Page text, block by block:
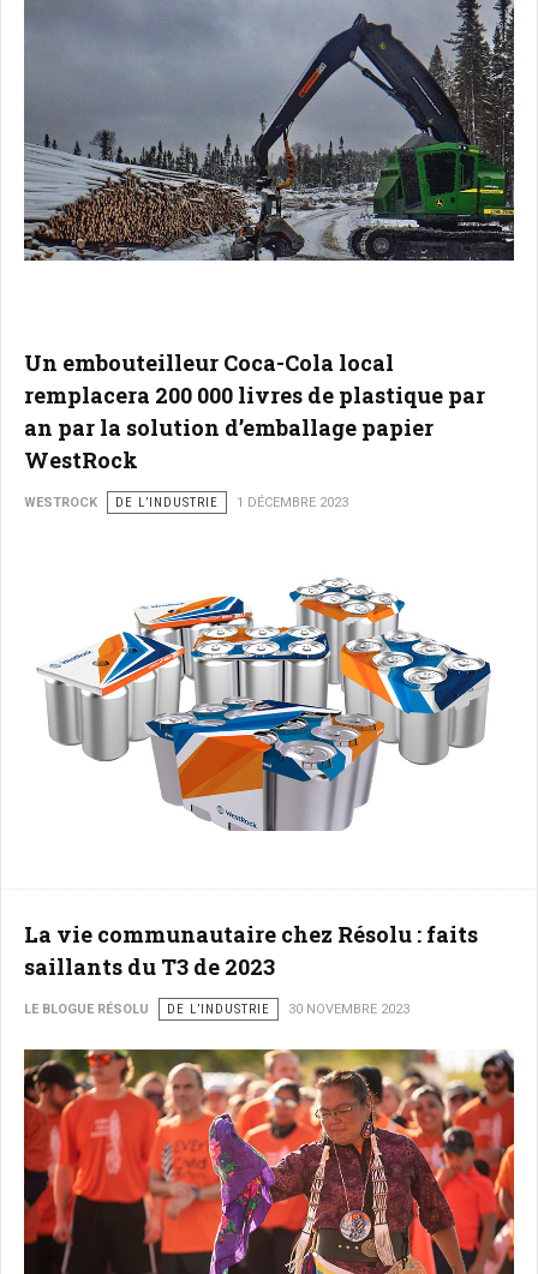
Un embouteilleur Coca-Cola local
remplacera 200 000 livres de plastique par
an par la solution d’emballage papier
WestRock
WESTROCK DE L’INDUSTRIE 1 DÉCEMBRE 2023
La vie communautaire chez Résolu : faits
saillants du T3 de 2023
LE BLOGUE RÉSOLU DE L’INDUSTRIE 30 NOVEMBRE 2023